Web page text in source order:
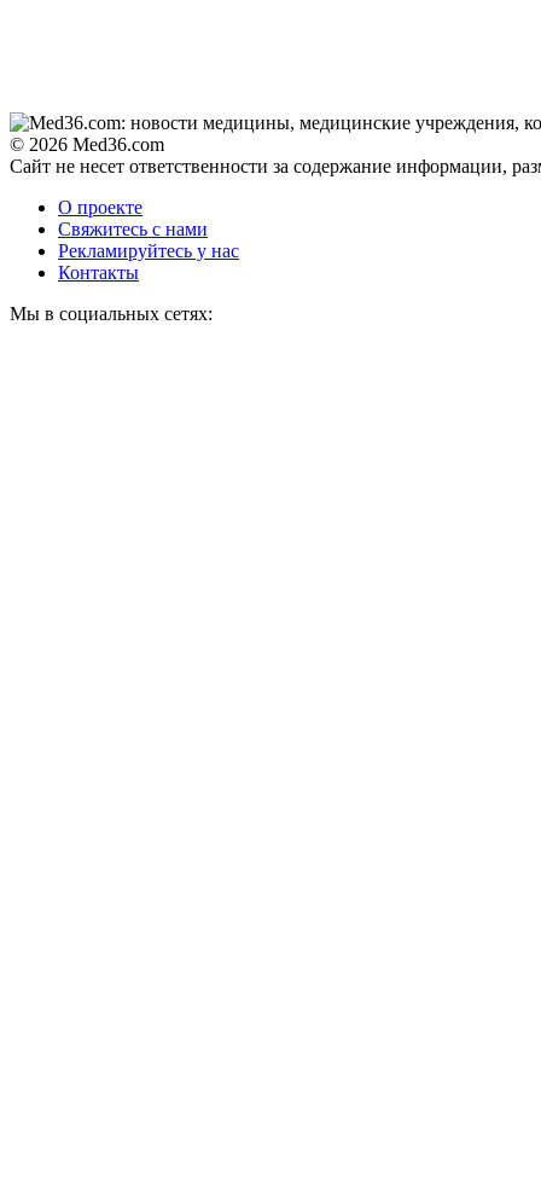
© 2026 Med36.com
Сайт не несет ответственности за содержание информации,
О проекте
Свяжитесь с нами
Рекламируйтесь у нас
Контакты
Мы в социальных сетях: